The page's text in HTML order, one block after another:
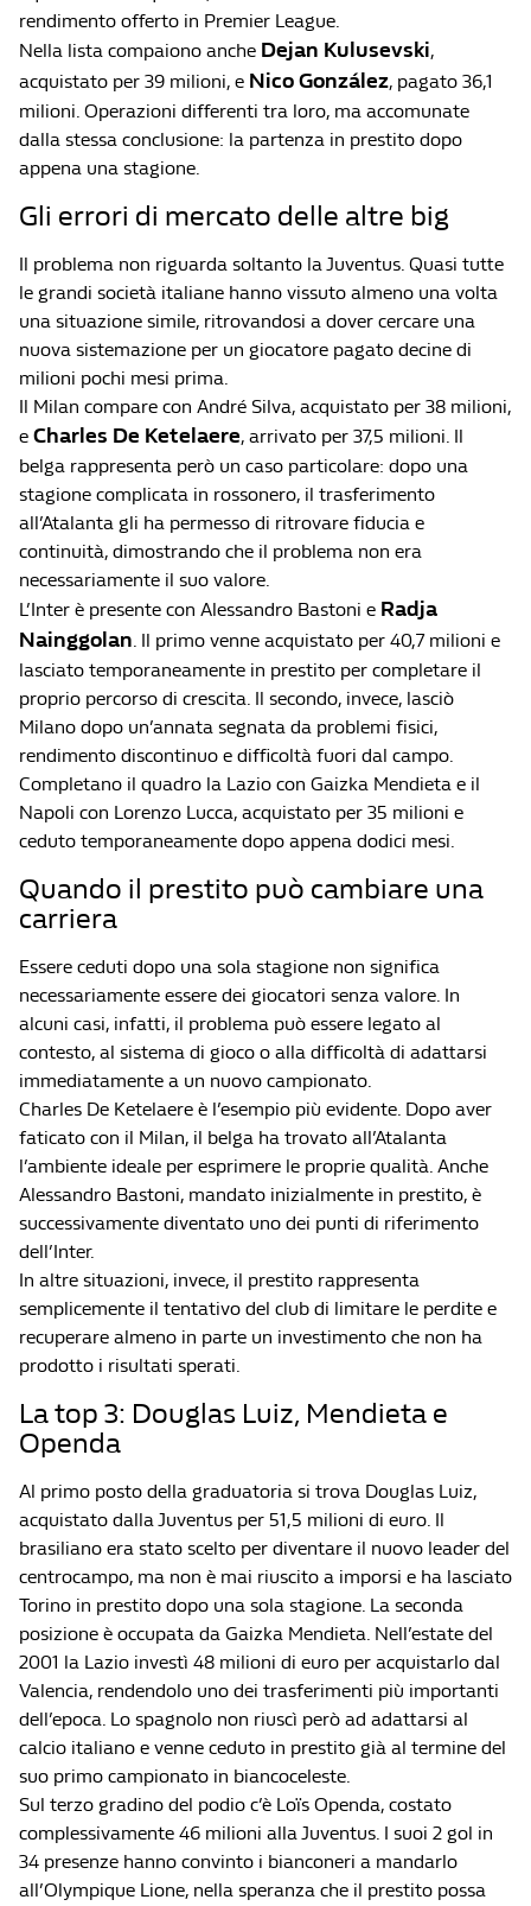
rendimento offerto in Premier League.
Nella lista compaiono anche Dejan Kulusevski,
acquistato per 39 milioni, e Nico González, pagato 36,1
milioni. Operazioni differenti tra loro, ma accomunate
dalla stessa conclusione: la partenza in prestito dopo
appena una stagione.
Gli errori di mercato delle altre big
Il problema non riguarda soltanto la Juventus. Quasi tutte
le grandi società italiane hanno vissuto almeno una volta
una situazione simile, ritrovandosi a dover cercare una
nuova sistemazione per un giocatore pagato decine di
milioni pochi mesi prima.
Il Milan compare con André Silva, acquistato per 38 milioni,
e Charles De Ketelaere, arrivato per 37,5 milioni. Il
belga rappresenta però un caso particolare: dopo una
stagione complicata in rossonero, il trasferimento
all’Atalanta gli ha permesso di ritrovare fiducia e
continuità, dimostrando che il problema non era
necessariamente il suo valore.
L’Inter è presente con Alessandro Bastoni e Radja
Nainggolan. Il primo venne acquistato per 40,7 milioni e
lasciato temporaneamente in prestito per completare il
proprio percorso di crescita. Il secondo, invece, lasciò
Milano dopo un’annata segnata da problemi fisici,
rendimento discontinuo e difficoltà fuori dal campo.
Completano il quadro la Lazio con Gaizka Mendieta e il
Napoli con Lorenzo Lucca, acquistato per 35 milioni e
ceduto temporaneamente dopo appena dodici mesi.
Quando il prestito può cambiare una
carriera
Essere ceduti dopo una sola stagione non significa
necessariamente essere dei giocatori senza valore. In
alcuni casi, infatti, il problema può essere legato al
contesto, al sistema di gioco o alla difficoltà di adattarsi
immediatamente a un nuovo campionato.
Charles De Ketelaere è l’esempio più evidente. Dopo aver
faticato con il Milan, il belga ha trovato all’Atalanta
l’ambiente ideale per esprimere le proprie qualità. Anche
Alessandro Bastoni, mandato inizialmente in prestito, è
successivamente diventato uno dei punti di riferimento
dell’Inter.
In altre situazioni, invece, il prestito rappresenta
semplicemente il tentativo del club di limitare le perdite e
recuperare almeno in parte un investimento che non ha
prodotto i risultati sperati.
La top 3: Douglas Luiz, Mendieta e
Openda
Al primo posto della graduatoria si trova Douglas Luiz,
acquistato dalla Juventus per 51,5 milioni di euro. Il
brasiliano era stato scelto per diventare il nuovo leader del
centrocampo, ma non è mai riuscito a imporsi e ha lasciato
Torino in prestito dopo una sola stagione. La seconda
posizione è occupata da Gaizka Mendieta. Nell’estate del
2001 la Lazio investì 48 milioni di euro per acquistarlo dal
Valencia, rendendolo uno dei trasferimenti più importanti
dell’epoca. Lo spagnolo non riuscì però ad adattarsi al
calcio italiano e venne ceduto in prestito già al termine del
suo primo campionato in biancoceleste.
Sul terzo gradino del podio c’è Loïs Openda, costato
complessivamente 46 milioni alla Juventus. I suoi 2 gol in
34 presenze hanno convinto i bianconeri a mandarlo
all’Olympique Lione, nella speranza che il prestito possa